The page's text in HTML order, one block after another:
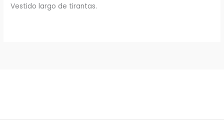
Vestido largo de tirantas.